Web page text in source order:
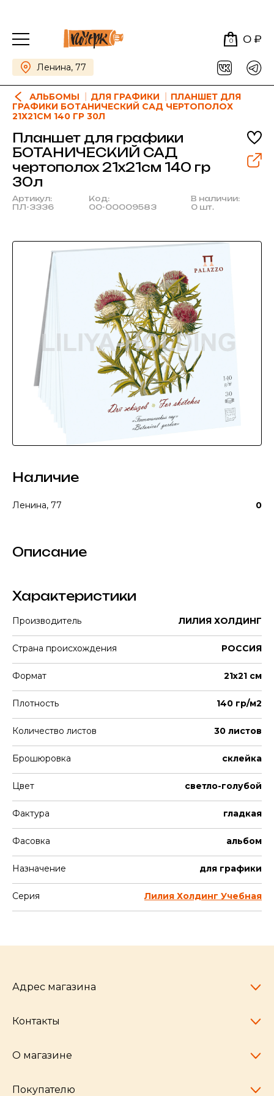
0 0 ₽
Ленина, 77
АЛЬБОМЫ ДЛЯ ГРАФИКИ
ПЛАНШЕТ ДЛЯ
ГРАФИКИ БОТАНИЧЕСКИЙ САД ЧЕРТОПОЛОХ
21Х21СМ 140 ГР 30Л
Планшет для графики
БОТАНИЧЕСКИЙ САД
чертополох 21х21см 140 гр
30л
Артикул:
ПЛ-3336
Код:
00-00009583
В наличии:
0 шт.
Наличие
Ленина, 77 0
Описание
Характеристики
Производитель ЛИЛИЯ ХОЛДИНГ
Страна происхождения РОССИЯ
Формат 21х21 см
Плотность 140 гр/м2
Количество листов 30 листов
Брошюровка склейка
Цвет светло-голубой
Фактура гладкая
Фасовка альбом
Назначение для графики
Серия Лилия Холдинг Учебная
Адрес магазина
Челябинск,
Контакты
pocherkartshop@mail.ru
hello@pocherkartshop.ru
О магазине
Наши истории
Покупателю